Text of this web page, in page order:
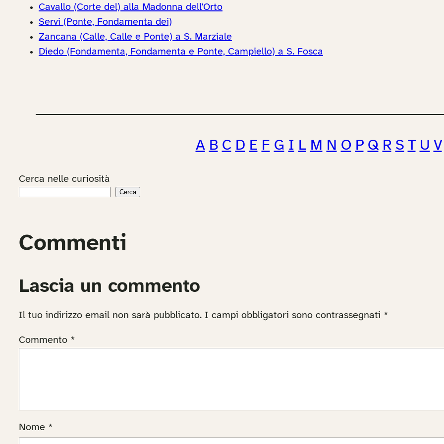
Cavallo (Corte del) alla Madonna dell'Orto
Servi (Ponte, Fondamenta dei)
Zancana (Calle, Calle e Ponte) a S. Marziale
Diedo (Fondamenta, Fondamenta e Ponte, Campiello) a S. Fosca
A B C D E F G I L M N O P Q R S T U V
Cerca nelle curiosità
Cerca
Commenti
Lascia un commento
Il tuo indirizzo email non sarà pubblicato. I campi obbligatori sono contrassegnati *
Commento *
Nome *